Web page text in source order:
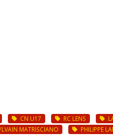
CN U17 RC LENS
MATRISCIANO PHILIPPE